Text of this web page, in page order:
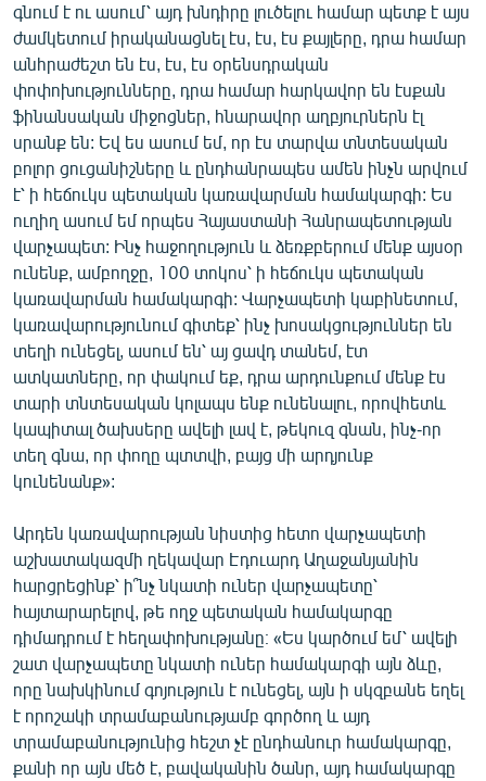
գնում է ու ասում՝ այդ խնդիրը լուծելու համար պետք է այս
ժամկետում իրականացնել էս, էս, էս քայլերը, դրա համար
անհրաժեշտ են էս, էս, էս օրենսդրական
փոփոխությունները, դրա համար հարկավոր են էսքան
ֆինանսական միջոցներ, հնարավոր աղբյուրներն էլ
սրանք են: Եվ ես ասում եմ, որ էս տարվա տնտեսական
բոլոր ցուցանիշները և ընդհանրապես ամեն ինչն արվում
է՝ ի հեճուկս պետական կառավարման համակարգի: Ես
ուղիղ ասում եմ որպես Հայաստանի Հանրապետության
վարչապետ: Ինչ հաջողություն և ձեռքբերում մենք այսօր
ունենք, ամբողջը, 100 տոկոս՝ ի հեճուկս պետական
կառավարման համակարգի: Վարչապետի կաբինետում,
կառավարությունում գիտեք՝ ինչ խոսակցություններ են
տեղի ունեցել, ասում են՝ այ ցավդ տանեմ, էտ
ատկատները, որ փակում եք, դրա արդունքում մենք էս
տարի տնտեսական կոլապս ենք ունենալու, որովհետև
կապիտալ ծախսերը ավելի լավ է, թեկուզ գնան, ինչ-որ
տեղ գնա, որ փողը պտտվի, բայց մի արդյունք
կունենանք»:
Արդեն կառավարության նիստից հետո վարչապետի
աշխատակազմի ղեկավար Էդուարդ Աղաջանյանին
հարցրեցինք՝ ի՞նչ նկատի ուներ վարչապետը՝
հայտարարելով, թե ողջ պետական համակարգը
դիմադրում է հեղափոխությանը։ «Ես կարծում եմ՝ ավելի
շատ վարչապետը նկատի ուներ համակարգի այն ձևը,
որը նախկինում գոյություն է ունեցել, այն ի սկզբանե եղել
է որոշակի տրամաբանությամբ գործող և այդ
տրամաբանությունից հեշտ չէ ընդհանուր համակարգը,
քանի որ այն մեծ է, բավականին ծանր, այդ համակարգը